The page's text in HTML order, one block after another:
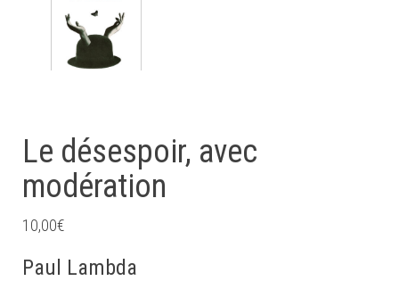
Le désespoir, avec
modération
10,00€
Paul Lambda